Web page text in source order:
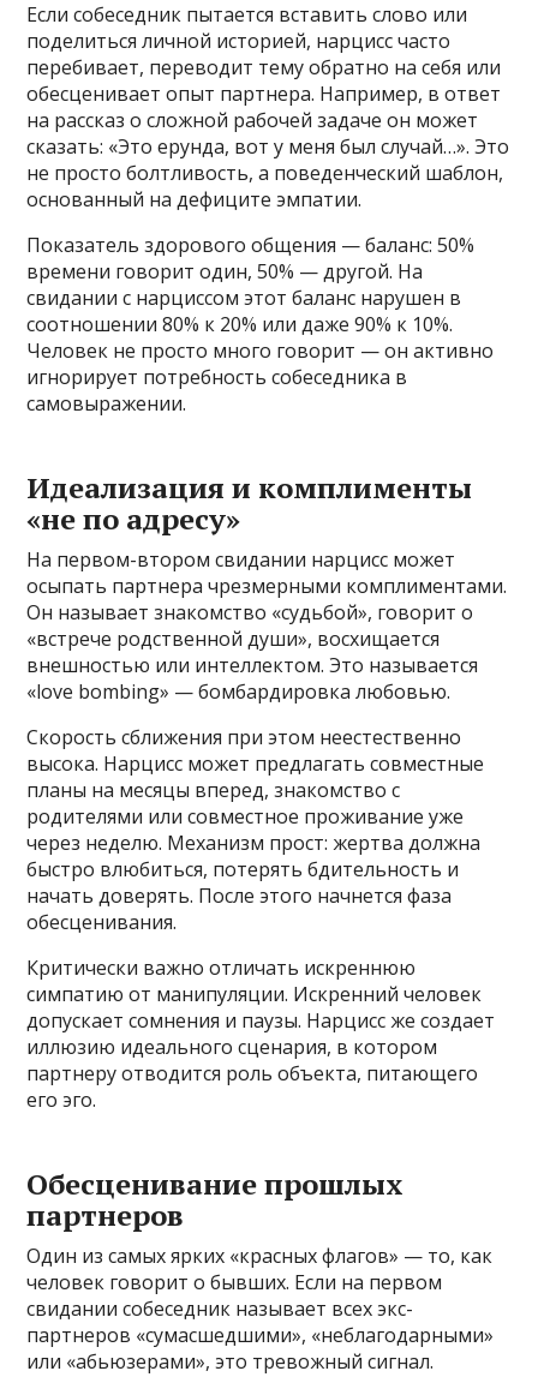
Если собеседник пытается вставить слово или
поделиться личной историей, нарцисс часто
перебивает, переводит тему обратно на себя или
обесценивает опыт партнера. Например, в ответ
на рассказ о сложной рабочей задаче он может
сказать: «Это ерунда, вот у меня был случай…». Это
не просто болтливость, а поведенческий шаблон,
основанный на дефиците эмпатии.
Показатель здорового общения — баланс: 50%
времени говорит один, 50% — другой. На
свидании с нарциссом этот баланс нарушен в
соотношении 80% к 20% или даже 90% к 10%.
Человек не просто много говорит — он активно
игнорирует потребность собеседника в
самовыражении.
Идеализация и комплименты
«не по адресу»
На первом-втором свидании нарцисс может
осыпать партнера чрезмерными комплиментами.
Он называет знакомство «судьбой», говорит о
«встрече родственной души», восхищается
внешностью или интеллектом. Это называется
«love bombing» — бомбардировка любовью.
Скорость сближения при этом неестественно
высока. Нарцисс может предлагать совместные
планы на месяцы вперед, знакомство с
родителями или совместное проживание уже
через неделю. Механизм прост: жертва должна
быстро влюбиться, потерять бдительность и
начать доверять. После этого начнется фаза
обесценивания.
Критически важно отличать искреннюю
симпатию от манипуляции. Искренний человек
допускает сомнения и паузы. Нарцисс же создает
иллюзию идеального сценария, в котором
партнеру отводится роль объекта, питающего
его эго.
Обесценивание прошлых
партнеров
Один из самых ярких «красных флагов» — то, как
человек говорит о бывших. Если на первом
свидании собеседник называет всех экс-
партнеров «сумасшедшими», «неблагодарными»
или «абьюзерами», это тревожный сигнал.